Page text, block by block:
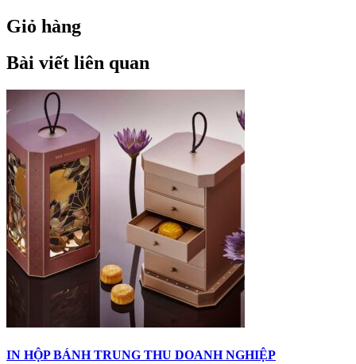
Giỏ hàng
Bài viết liên quan
IN HỘP BÁNH TRUNG THU DOANH NGHIỆP